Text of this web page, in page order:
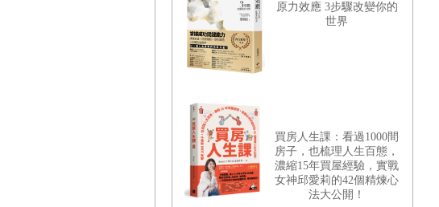
原力效應 3步驟改變你的
世界
買房人生課：看過1000間
房子，也梳理人生百態，
濃縮15年買屋經驗，實戰
女神邱愛莉的42個精煉心
法大公開！